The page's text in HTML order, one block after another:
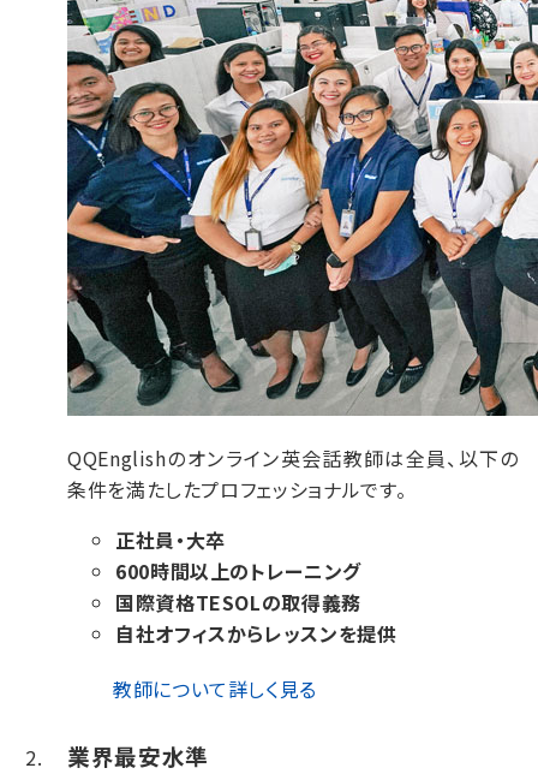
QQEnglishのオンライン英会話教師は全員、以下の
条件を満たしたプロフェッショナルです。
正社員・大卒
600時間以上のトレーニング
国際資格TESOLの取得義務
自社オフィスからレッスンを提供
教師について詳しく見る
業界最安水準